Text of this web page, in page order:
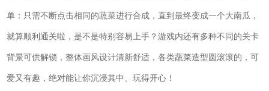
单：只需不断点击相同的蔬菜进行合成，直到最终变成一个大南瓜，
就算顺利通关啦，是不是特别容易上手？游戏内还有多种不同的关卡
背景可供解锁，整体画风设计清新舒适，各类蔬菜造型圆滚滚的，可
爱又有趣，绝对能让你沉浸其中、玩得开心！